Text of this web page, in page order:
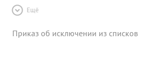
Ещё
Приказ об исключении из списков